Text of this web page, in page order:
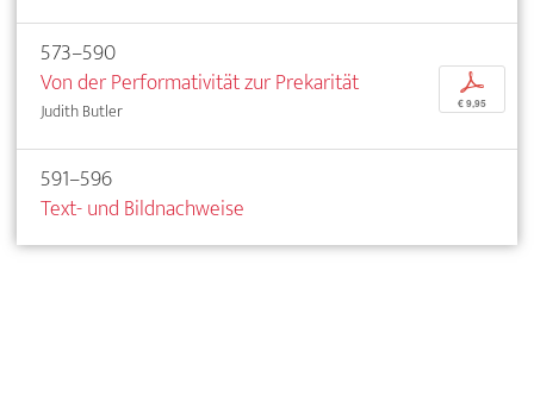
573–590
Von der Performativität zur Prekarität
Judith Butler
p
€ 9,95
591–596
Text- und Bildnachweise